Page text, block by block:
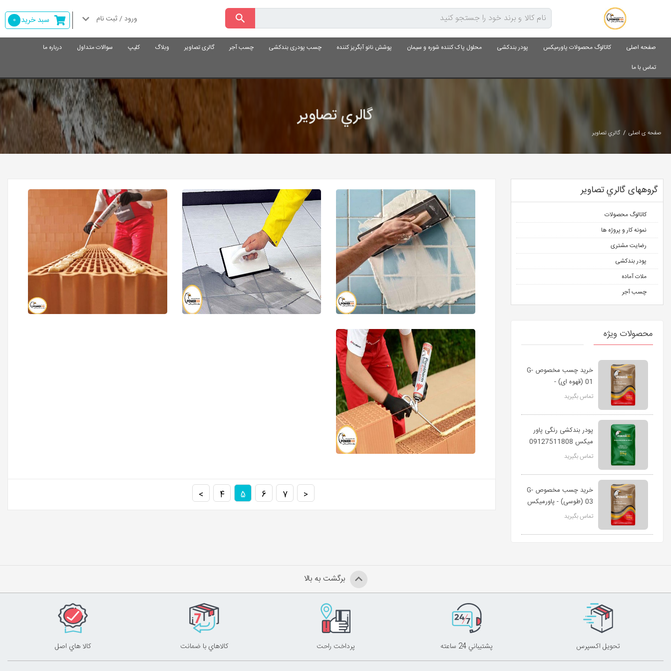
سبد خرید 0 ورود / ثبت نام
صفحه اصلی کاتالوگ محصولات پاورمیکس پودر بندکشی محلول پاک کننده شوره و سیمان پوشش نانو آبگریز کننده چسب پودری بندکشی چسب آجر گالری تصاویر وبلاگ کلیپ سوالات متداول
درباره ما
تماس با ما
گالري تصاوير
صفحه ی اصلی / گالري تصاوير
گروههای گالري تصاوير
کاتالوگ محصولات
نمونه کار و پروژه ها
رضایت مشتری
پودر بندکشی
ملات آماده
چسب آجر
محصولات ویژه
خرید چسب مخصوص G-
01 (قهوه ای) -
پاورمیکس
تماس بگیرید
پودر بندکشی رنگی پاور
میکس 09127511808
تماس بگیرید
خرید چسب مخصوص G-
03 (طوسی) - پاورمیکس
تماس بگیرید
> 4 5 6 7 <
برگشت به بالا
تحويل اکسپرس پشتيباني 24 ساعته پرداخت راحت کالاهاي با ضمانت کالا هاي اصل